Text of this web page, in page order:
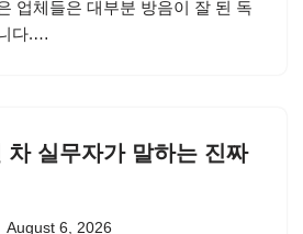
업체들은 대부분 방음이 잘 된 독
다.…
차 실무자가 말하는 진짜
August 6, 2026